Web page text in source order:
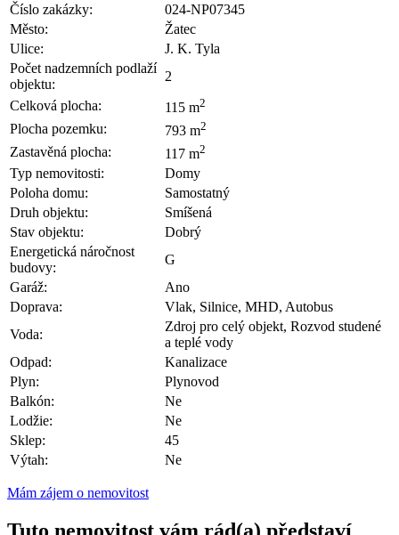
Číslo zakázky:
024-NP07345
Město:
Žatec
Ulice:
J. K. Tyla
Počet nadzemních podlaží
objektu:
2
Celková plocha:
115 m2
Plocha pozemku: 793 m2
Zastavěná plocha: 117 m2
Typ nemovitosti:
Domy
Poloha domu:
Samostatný
Druh objektu:
Smíšená
Stav objektu:
Dobrý
Energetická náročnost
budovy:
G
Garáž:
Ano
Doprava:
Vlak, Silnice, MHD, Autobus
Voda:
Zdroj pro celý objekt, Rozvod studené
a teplé vody
Odpad:
Kanalizace
Plyn:
Plynovod
Balkón:
Ne
Lodžie:
Ne
Sklep:
45
Výtah:
Ne
Mám zájem o nemovitost
Tuto nemovitost vám rád(a) představí